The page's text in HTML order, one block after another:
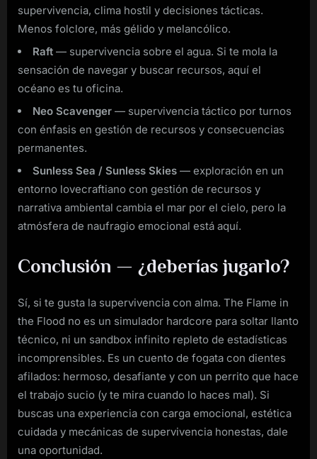
supervivencia, clima hostil y decisiones tácticas.
Menos folclore, más gélido y melancólico.
Raft — supervivencia sobre el agua. Si te mola la
sensación de navegar y buscar recursos, aquí el
océano es tu oficina.
Neo Scavenger — supervivencia táctico por turnos
con énfasis en gestión de recursos y consecuencias
permanentes.
Sunless Sea / Sunless Skies — exploración en un
entorno lovecraftiano con gestión de recursos y
narrativa ambiental cambia el mar por el cielo, pero la
atmósfera de naufragio emocional está aquí.
Conclusión — ¿deberías jugarlo?
Sí, si te gusta la supervivencia con alma. The Flame in
the Flood no es un simulador hardcore para soltar llanto
técnico, ni un sandbox infinito repleto de estadísticas
incomprensibles. Es un cuento de fogata con dientes
afilados: hermoso, desafiante y con un perrito que hace
el trabajo sucio (y te mira cuando lo haces mal). Si
buscas una experiencia con carga emocional, estética
cuidada y mecánicas de supervivencia honestas, dale
una oportunidad.